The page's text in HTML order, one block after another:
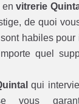
envitrerie
de quoi
habiles
quel
qui
vous